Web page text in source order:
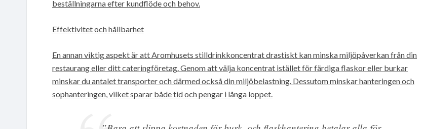
beställningarna efter kundflöde och behov.
Effektivitet och hållbarhet
En annan viktig aspekt är att Aromhusets stilldrinkkoncentrat drastiskt kan minska miljöpåverkan från din
restaurang eller ditt cateringföretag. Genom att välja koncentrat istället för färdiga flaskor eller burkar
minskar du antalet transporter och därmed också din miljöbelastning. Dessutom minskar hanteringen och
sophanteringen, vilket sparar både tid och pengar i långa loppet.